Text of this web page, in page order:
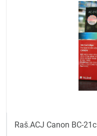
Raš.ACJ Canon BC-21c